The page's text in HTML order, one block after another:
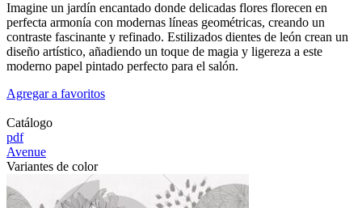
Imagine un jardín encantado donde delicadas flores florecen en
perfecta armonía con modernas líneas geométricas, creando un
contraste fascinante y refinado. Estilizados dientes de león crean un
diseño artístico, añadiendo un toque de magia y ligereza a este
moderno papel pintado perfecto para el salón.
Agregar a favoritos
Catálogo
pdf
Avenue
Variantes de color